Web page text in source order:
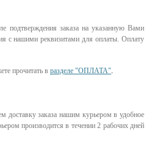
подтверждения заказа на указанную Вами
с нашими реквизитами для оплаты. Оплату
прочитать в разделе "ОПЛАТА".
доставку заказа нашим курьером в удобное
производится в течении 2 рабочих дней